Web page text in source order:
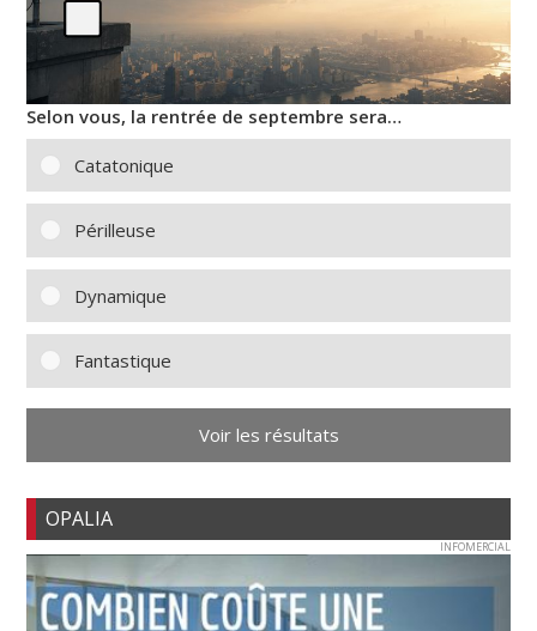
Selon vous, la rentrée de septembre sera…
Catatonique
Périlleuse
Dynamique
Fantastique
Voir les résultats
OPALIA
INFOMERCIAL